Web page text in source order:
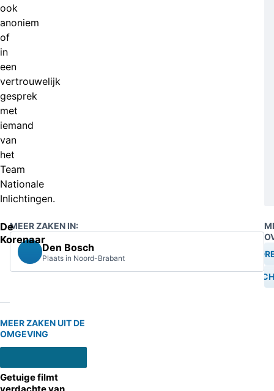
ook
anoniem
of
in
een
vertrouwelijk
gesprek
met
iemand
van
het
Team
Nationale
Inlichtingen.
De
Korenaar
MEER ZAKEN IN:
Den Bosch
Plaats in Noord-Brabant
MEER ZAKEN UIT DE
OMGEVING
Getuige filmt